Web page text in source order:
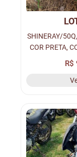
SHINERAY/
COR PRETA,
PLACA N/I -
CHASSI N/I,
PÁTIO
R$